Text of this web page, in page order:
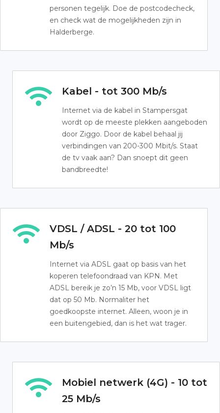
personen tegelijk. Doe de postcodecheck,
en check wat de mogelijkheden zijn in
Halderberge.
Kabel - tot 300 Mb/s
Internet via de kabel in Stampersgat
wordt op de meeste plekken aangeboden
door Ziggo. Door de kabel behaal jij
verbindingen van 200-300 Mbit/s. Staat
de tv vaak aan? Dan snoept dit geen
bandbreedte!
VDSL / ADSL - 20 tot 100
Mb/s
Internet via ADSL gaat op basis van het
koperen telefoondraad van KPN. Met
ADSL bereik je zo’n 15 Mb, voor VDSL ligt
dat op 50 Mb. Normaliter het
goedkoopste internet. Alleen, woon je in
een buitengebied, dan is het wat trager.
Mobiel netwerk (4G) - 10 tot
25 Mb/s